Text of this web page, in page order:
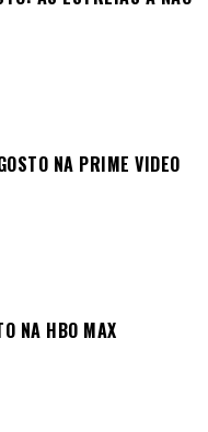
NA PRIME VIDEO
NA HBO MAX